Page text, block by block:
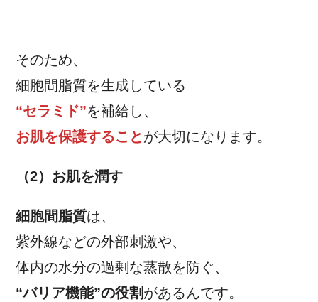
そのため、
細胞間脂質を生成している
“セラミド”を補給し、
お肌を保護することが大切になります。
（2）お肌を潤す
細胞間脂質は、
紫外線などの外部刺激や、
体内の水分の過剰な蒸散を防ぐ、
“バリア機能”の役割があるんです。